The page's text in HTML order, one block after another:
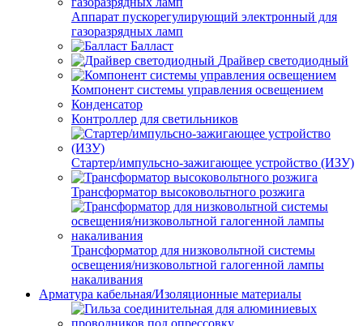
Аппарат пускорегулирующий электронный для
газоразрядных ламп
Балласт
Драйвер светодиодный
Компонент системы управления освещением
Конденсатор
Контроллер для светильников
Стартер/импульсно-зажигающее устройство (ИЗУ)
Трансформатор высоковольтного розжига
Трансформатор для низковольтной системы
освещения/низковольтной галогенной лампы
накаливания
Арматура кабельная/Изоляционные материалы